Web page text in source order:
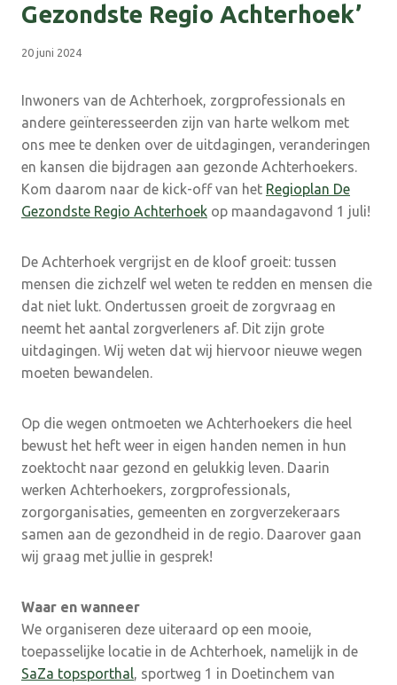
Gezondste Regio Achterhoek’
20 juni 2024
Inwoners van de Achterhoek, zorgprofessionals en
andere geïnteresseerden zijn van harte welkom met
ons mee te denken over de uitdagingen, veranderingen
en kansen die bijdragen aan gezonde Achterhoekers.
Kom daarom naar de kick-off van het Regioplan De
Gezondste Regio Achterhoek op maandagavond 1 juli!
De Achterhoek vergrijst en de kloof groeit: tussen
mensen die zichzelf wel weten te redden en mensen die
dat niet lukt. Ondertussen groeit de zorgvraag en
neemt het aantal zorgverleners af. Dit zijn grote
uitdagingen. Wij weten dat wij hiervoor nieuwe wegen
moeten bewandelen.
Op die wegen ontmoeten we Achterhoekers die heel
bewust het heft weer in eigen handen nemen in hun
zoektocht naar gezond en gelukkig leven. Daarin
werken Achterhoekers, zorgprofessionals,
zorgorganisaties, gemeenten en zorgverzekeraars
samen aan de gezondheid in de regio. Daarover gaan
wij graag met jullie in gesprek!
Waar en wanneer
We organiseren deze uiteraard op een mooie,
toepasselijke locatie in de Achterhoek, namelijk in de
SaZa topsporthal, sportweg 1 in Doetinchem van